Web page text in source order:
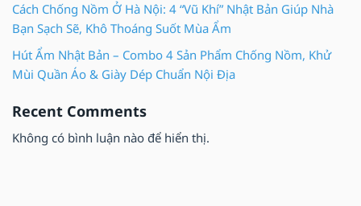
Cách Chống Nồm Ở Hà Nội: 4 “Vũ Khí” Nhật Bản Giúp Nhà
Bạn Sạch Sẽ, Khô Thoáng Suốt Mùa Ẩm
Hút Ẩm Nhật Bản – Combo 4 Sản Phẩm Chống Nồm, Khử
Mùi Quần Áo & Giày Dép Chuẩn Nội Địa
Recent Comments
Không có bình luận nào để hiển thị.